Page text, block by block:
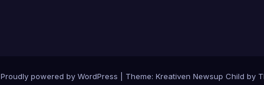
Proudly powered by WordPress Theme: Kreativen Newsup Child by